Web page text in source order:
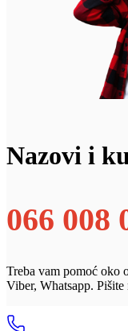
Nazovi i
066 008
Treba vam pomoć oko
Viber, Whatsapp. Pišite